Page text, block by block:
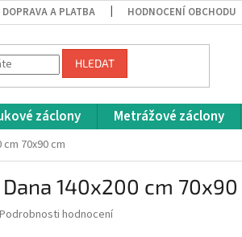
DOPRAVA A PLATBA HODNOCENÍ OBCHODU
HLEDAT
záclony Metrážové záclony
70x90 cm
140x200 cm 70x90
Podrobnosti hodnocení